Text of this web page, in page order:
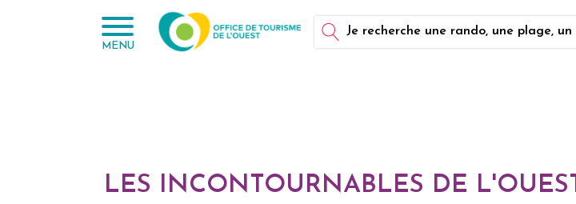
MENU
Je recherche une rando, une plage, un
LES INCONTOURNABLES DE